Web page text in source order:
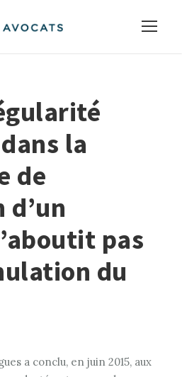
la
de
d’un
pas
du
a conclu, en juin 2015, aux